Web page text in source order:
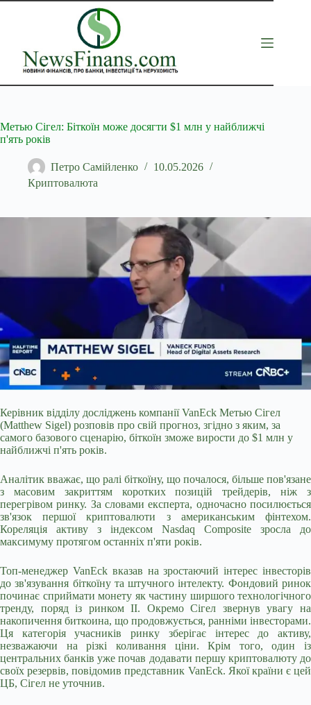
Перейти
Метью Сігел: Біткоїн може досягти $1 млн у найближчі
п'ять років
Петро Самійленко
10.05.2026
Криптовалюта
Керівник відділу досліджень компанії VanEck Метью Сігел
(Matthew Sigel) розповів про свій прогноз, згідно з яким, за
самого базового сценарію, біткоїн зможе вирости до $1 млн у
найближчі п'ять років.
Аналітик вважає, що ралі біткоїну, що почалося, більше пов'язане
з масовим закриттям коротких позицій трейдерів, ніж з
перегрівом ринку. За словами експерта, одночасно посилюється
зв'язок першої криптовалюти з американським фінтехом.
Кореляція активу з індексом Nasdaq Composite зросла до
максимуму протягом останніх п'яти років.
Топ-менеджер VanEck вказав на зростаючий інтерес інвесторів
до зв'язування біткоїну та штучного інтелекту. Фондовий ринок
починає сприймати монету як частину ширшого технологічного
тренду, поряд із ринком ІІ. Окремо Сігел звернув увагу на
накопичення биткоина, що продовжується, ранніми інвесторами.
Ця категорія учасників ринку зберігає інтерес до активу,
незважаючи на різкі коливання ціни. Крім того, один із
центральних банків уже почав додавати першу криптовалюту до
своїх резервів, повідомив представник VanEck. Якої країни є цей
ЦБ, Сігел не уточнив.